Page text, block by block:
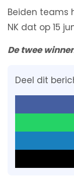
Beiden teams
NK dat op 15
De twee
Deel dit